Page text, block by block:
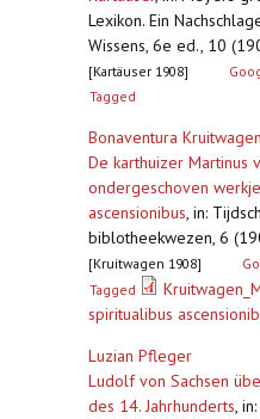
Lexikon. Ein
Wissens, 6e ed., 10
[Kartäuser 1908]
Tagged
Bonaventura Kruitwagen
De karthuizer Martinus
ondergeschoven
ascensionibus, in:
biblotheekwezen, 6
[Kruitwagen 1908]
Tagged
spiritualibus
Luzian Pfleger
Ludolf von Sachsen
des 14. Jahrhunderts,